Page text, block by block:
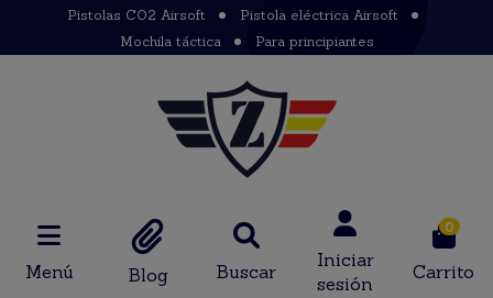
Pistolas CO2 Airsoft
Pistola eléctrica Airsoft
Mochila táctica
Para principiantes
Menú Blog Buscar
Iniciar
sesión
0
Carrito